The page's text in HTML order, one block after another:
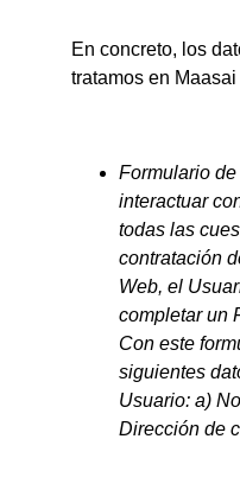
En concreto, los
tratamos en
Formulario
interactuar
todas las
contratación
Web, el
completar un
Con este
siguientes
Usuario: a)
Dirección de